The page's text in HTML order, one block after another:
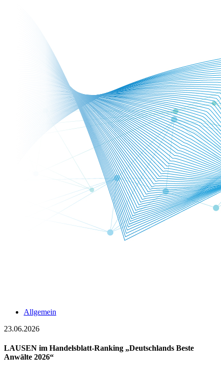
Allgemein
23.06.2026
LAUSEN im Handelsblatt-Ranking „Deutschlands Beste
Anwälte 2026“